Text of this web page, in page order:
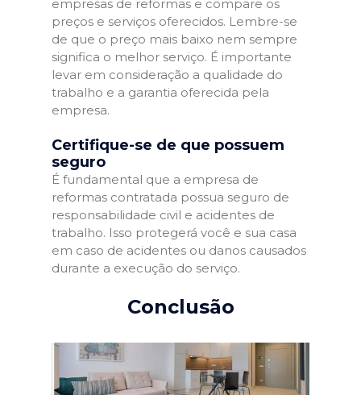
empresas de reformas e compare os
preços e serviços oferecidos. Lembre-se
de que o preço mais baixo nem sempre
significa o melhor serviço. É importante
levar em consideração a qualidade do
trabalho e a garantia oferecida pela
empresa.
Certifique-se de que possuem
seguro
É fundamental que a empresa de
reformas contratada possua seguro de
responsabilidade civil e acidentes de
trabalho. Isso protegerá você e sua casa
em caso de acidentes ou danos causados
durante a execução do serviço.
Conclusão